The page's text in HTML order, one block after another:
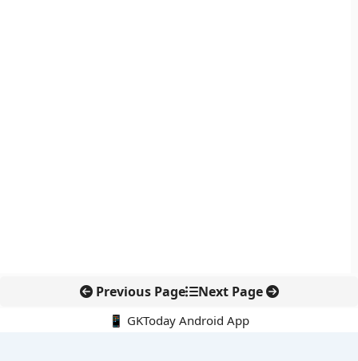
Previous Page Next Page
📱 GKToday Android App